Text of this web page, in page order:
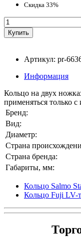
Скидка 33%
Артикул: pr-
Информация
Кольцо на двух
применяться только
Бренд:
Вид:
Диаметр:
Страна
Страна бренда:
Габариты, мм:
Кольцо Salmo
Кольцо Fuji LV-